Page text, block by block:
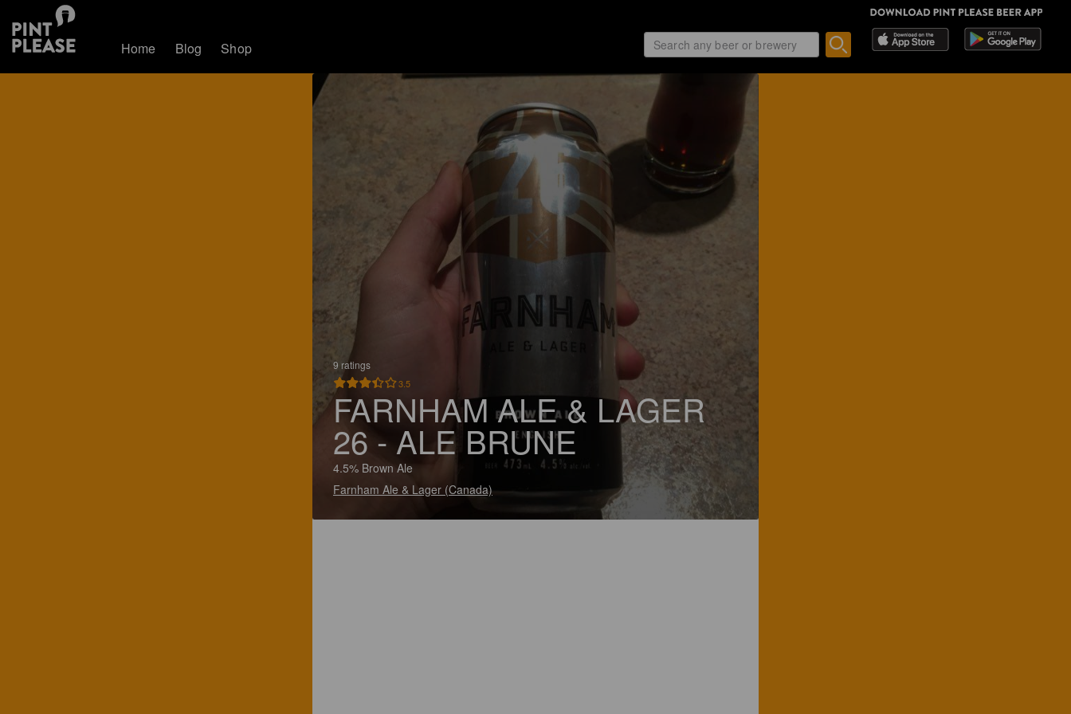
Home Blog Shop
9 ratings
3.5
FARNHAM ALE & LAGER
26 - ALE BRUNE
4.5% Brown Ale
Farnham Ale & Lager (Canada)